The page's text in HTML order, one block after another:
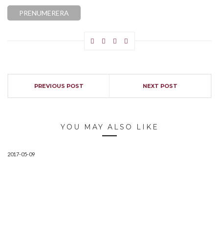
PREVIOUS POST NEXT POST
YOU MAY ALSO LIKE
2017-05-09